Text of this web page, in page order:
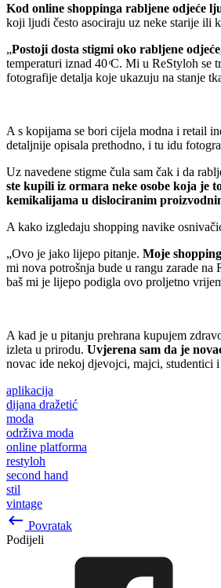
Kod online shoppinga rabljene odjeće
koji ljudi često asociraju uz neke starije ili
„Postoji dosta stigmi oko rabljene
temperaturi iznad 40 ͦC. Mi u ReStyloh se
fotografije detalja koje ukazuju na stanje
A s kopijama se bori cijela modna i retail
detaljnije opisala prethodno, i tu idu
Uz navedene stigme čula sam čak i da
ste kupili iz ormara neke osobe koja je
kemikalijama u dislociranim
A kako izgledaju shopping navike
„Ovo je jako lijepo pitanje. Moje
mi nova potrošnja bude u rangu zarade
baš mi je lijepo podigla ovo proljetno
A kad je u pitanju prehrana kupujem
izleta u prirodu. Uvjerena sam da je
novac ide nekoj djevojci, majci, studentici
aplikacija
dijana dražetić
moda
održiva moda
online platforma
restyloh
second hand
stil
vintage
keyboard_backspace Povratak
Podijeli